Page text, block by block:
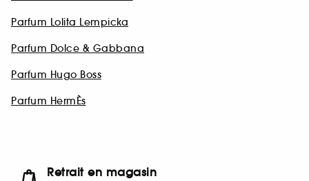
Parfum Lolita Lempicka
Parfum Dolce & Gabbana
Parfum Hugo Boss
Parfum HermÈs
Retrait en magasin